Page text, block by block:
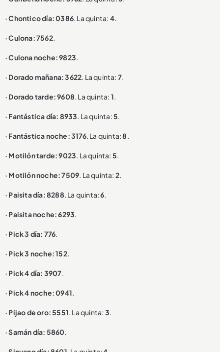
· Chontico día: 0386. La quinta: 4.
· Culona: 7562.
· Culona noche: 9823.
· Dorado mañana: 3622. La quinta: 7.
· Dorado tarde: 9608. La quinta: 1.
· Fantástica día: 8933. La quinta:5.
· Fantástica noche: 3176. La quinta:8.
· Motilón tarde: 9023. La quinta: 5.
· Motilón noche: 7509. La quinta: 2.
· Paisita día: 8288. La quinta:6.
· Paisita noche: 6293.
· Pick 3 día: 776.
· Pick 3 noche: 152.
· Pick 4 día: 3907.
· Pick 4 noche: 0941.
· Pijao de oro: 5551. La quinta: 3.
· Samán día: 5860.